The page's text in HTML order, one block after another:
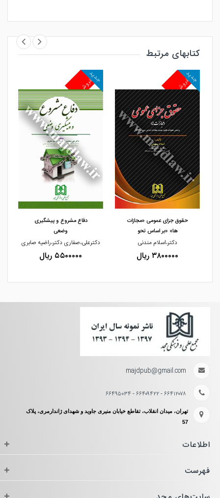
کتابهای مرتبط
مشاهده و خرید
پرفروش
جدید
مشاهده و خرید
حقوق جزای عمومی «مجازات
ها» «بر اساس تحو
دکتر،اسلام مندنی
۳۸۰۰۰۰۰ ریال
پرفروش
جدید
دفاع مشروع و پیشگیری
وضعی
دکترعلی،صفاری دکتر،راضیه صابری
۵۵۰۰۰۰۰ ریال
majdpub@gmail.com
۶۶۴۱۲۰۷۸ - ۶۶۴۰۹۴۲۲ - ۶۶۴۹۵۰۳۴
تهران، میدان انقلاب، تقاطع خیابان منیری جاوید و شهدای ژاندارمری، پلاک
57
اطلاعات +
فهرست +